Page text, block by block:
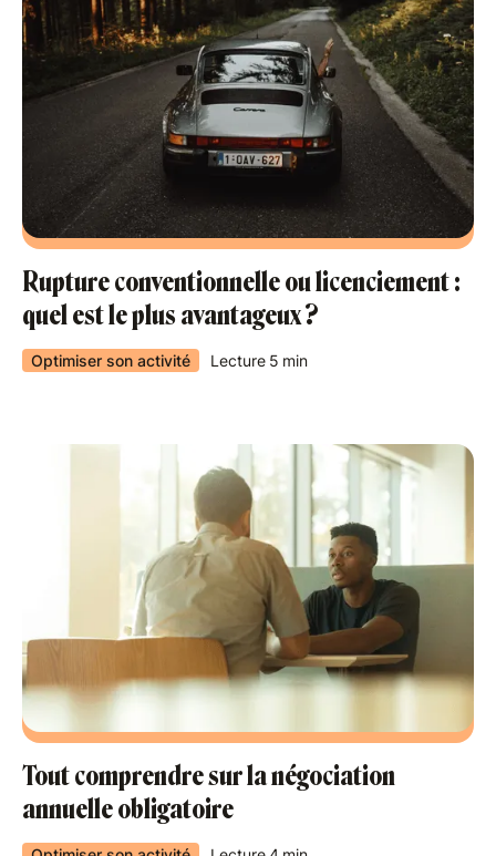
Rupture conventionnelle ou licenciement :
quel est le plus avantageux ?
Optimiser son activité Lecture 5 min
Tout comprendre sur la négociation
annuelle obligatoire